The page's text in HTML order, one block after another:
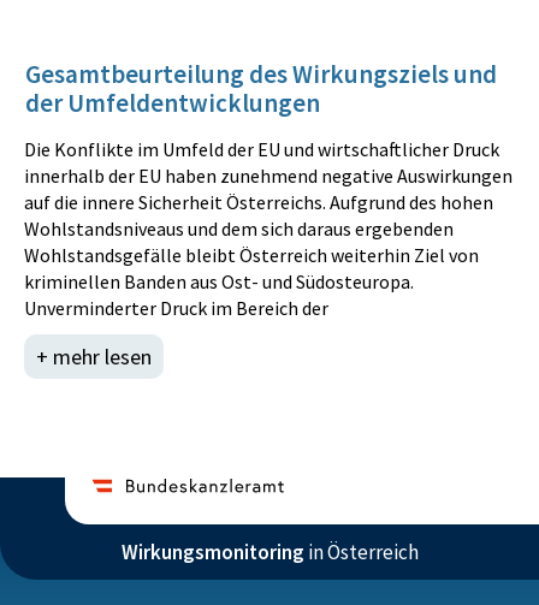
Gesamtbeurteilung des Wirkungsziels und
der Umfeldentwicklungen
Die Konflikte im Umfeld der EU und wirtschaftlicher Druck
innerhalb der EU haben zunehmend negative Auswirkungen
auf die innere Sicherheit Österreichs. Aufgrund des hohen
Wohlstandsniveaus und dem sich daraus ergebenden
Wohlstandsgefälle bleibt Österreich weiterhin Ziel von
kriminellen Banden aus Ost- und Südosteuropa.
Unverminderter Druck im Bereich der
Eigentumskriminalität, die wachsende Gefahr des
politischen Extremismus in allen Formen sind weitere
gesamten Region. „Foreign Fighters“ aus westlichen
Staaten beteiligen sich an terroristischen Gräueltaten und
werden nach ihrer Rückkehr zu Bedrohungen der inneren
Sicherheit ihrer Heimatstaaten. Auch in der östlichen
+ mehr lesen
Wirkungsmonitoring in Österreich